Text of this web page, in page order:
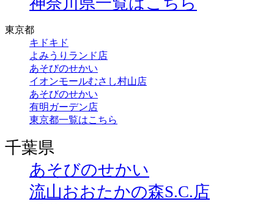
東京都
キドキド
よみうりランド店
あそびのせかい
イオンモールむさし村山店
あそびのせかい
有明ガーデン店
東京都一覧はこちら
千葉県
あそびのせかい
流山おおたかの森S.C.店